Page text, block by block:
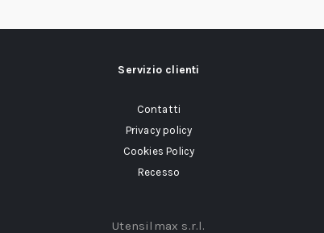
Servizio clienti
Contatti
Privacy policy
Cookies Policy
Recesso
Utensilmax s.r.l.